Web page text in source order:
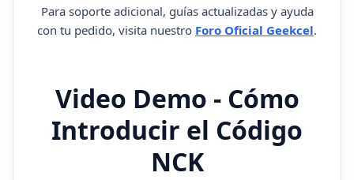
Para soporte adicional, guías actualizadas y ayuda
con tu pedido, visita nuestro Foro Oficial Geekcel.
Video Demo - Cómo
Introducir el Código
NCK